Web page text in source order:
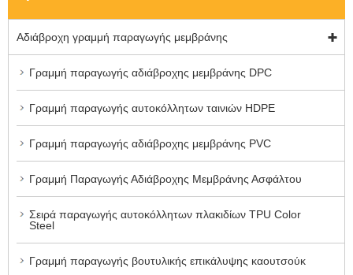
Αδιάβροχη γραμμή παραγωγής μεμβράνης
Γραμμή παραγωγής αδιάβροχης μεμβράνης DPC
Γραμμή παραγωγής αυτοκόλλητων ταινιών HDPE
Γραμμή παραγωγής αδιάβροχης μεμβράνης PVC
Γραμμή Παραγωγής Αδιάβροχης Μεμβράνης Ασφάλτου
Σειρά παραγωγής αυτοκόλλητων πλακιδίων TPU Color
Steel
Γραμμή παραγωγής βουτυλικής επικάλυψης καουτσούκ